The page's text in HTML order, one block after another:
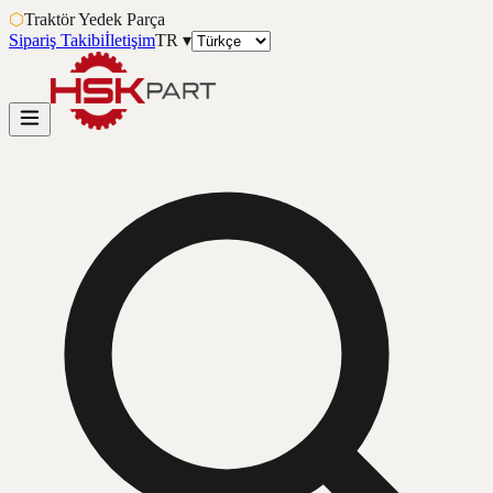
⬡Traktör Yedek Parça
Sipariş TakibiİletişimTR ▾